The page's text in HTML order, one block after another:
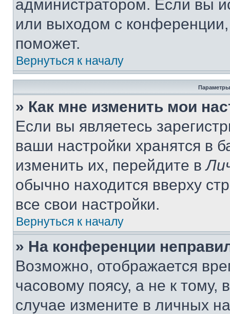
администратором. Если вы
или выходом с
поможет.
Вернуться к началу
Параметры
» Как мне изменить мои
Если вы являетесь
ваши настройки хранятся в
изменить их, перейдите в
обычно находится вверху
все свои настройки.
Вернуться к началу
» На конференции
Возможно, отображается
часовому поясу, а не к тому,
случае измените в личных